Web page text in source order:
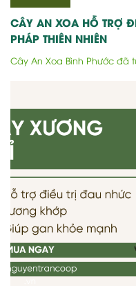
CÂY AN XOA HỖ TRỢ
PHÁP THIÊN NHIÊN
Cây An Xoa Bình Phước đã